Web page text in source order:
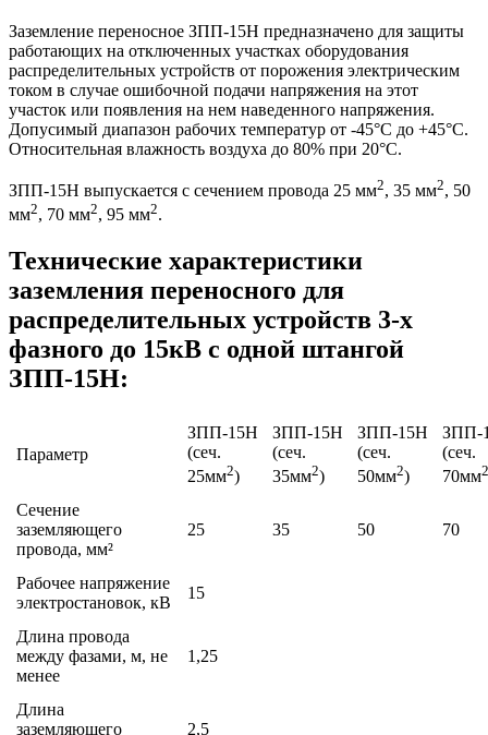
Заземление переносное ЗПП-15Н предназначено для защиты
работающих на отключенных участках оборудования
распределительных устройств от порожения электрическим
током в случае ошибочной подачи напряжения на этот
участок или появления на нем наведенного напряжения.
Допусимый диапазон рабочих температур от -45°С до +45°С.
Относительная влажность воздуха до 80% при 20°С.
ЗПП-15Н выпускается с сечением провода 25 мм2, 35 мм2, 50
мм2, 70 мм2, 95 мм2.
Технические характеристики
заземления переносного для
распределительных устройств 3-х
фазного до 15кВ с одной штангой
ЗПП-15Н:
Параметр
ЗПП-15Н
(сеч.
25мм2)
ЗПП-15Н
(сеч.
35мм2)
ЗПП-15Н
(сеч.
50мм2)
ЗПП-
(сеч.
70мм2
Сечение
заземляющего
провода, мм²
25 35 50 70
Рабочее напряжение
электростановок, кВ
15
Длина провода
между фазами, м, не
менее
1,25
Длина
заземляющего
2,5